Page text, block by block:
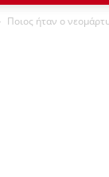
Ποιος ήταν ο